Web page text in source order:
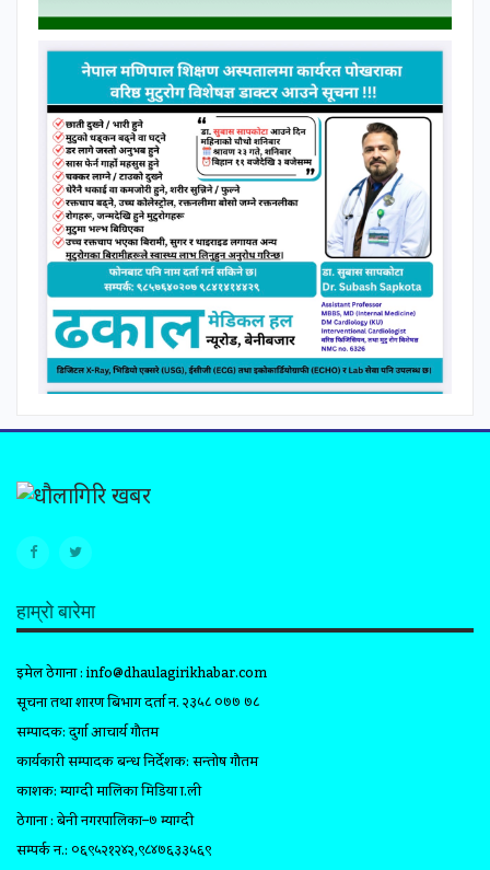
हाम्रो बारेमा
इमेल ठेगाना :info@dhaulagirikhabar.com
सूचना तथा प्रशारण बिभाग दर्ता न. २३५८ ०७७ ७८
सम्पादक: दुर्गा आचार्य गौतम
कार्यकारी सम्पादक प्रबन्ध निर्देशक: सन्तोष गौतम
प्रकाशक: म्याग्दी मालिका मिडिया प्रा.ली
ठेगाना : बेनी नगरपालिका–७ म्याग्दी
सम्पर्क न.: ०६९५२१२४२,९८४७६३३५६९